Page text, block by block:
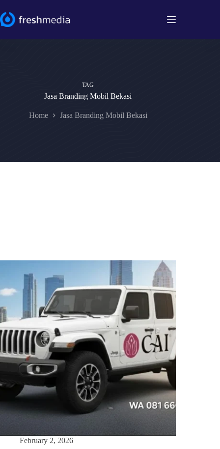
to
content
TAG
Jasa Branding Mobil Bekasi
Home Jasa Branding Mobil Bekasi
February 2, 2026